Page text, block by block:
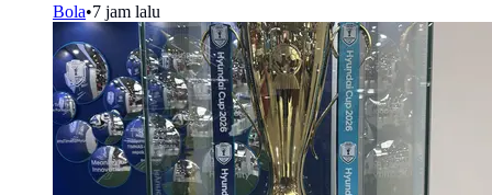
Bola•7 jam lalu